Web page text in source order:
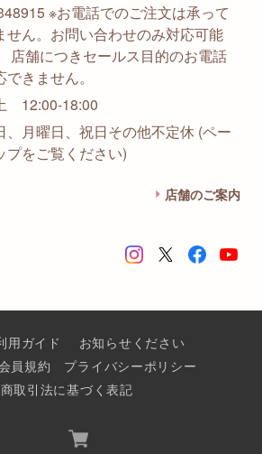
※お電話でのご注文は承って
せん。お問い合わせのみ対応可能
店舗につきセールス目的のお電話
できません。
12:00-18:00
、月曜日、祝日その他不定休 (ペー
プをご覧ください)
店舗のご案内
用ガイド
お知らせください
員規約
プライバシーポリシー
取引法に基づく表記